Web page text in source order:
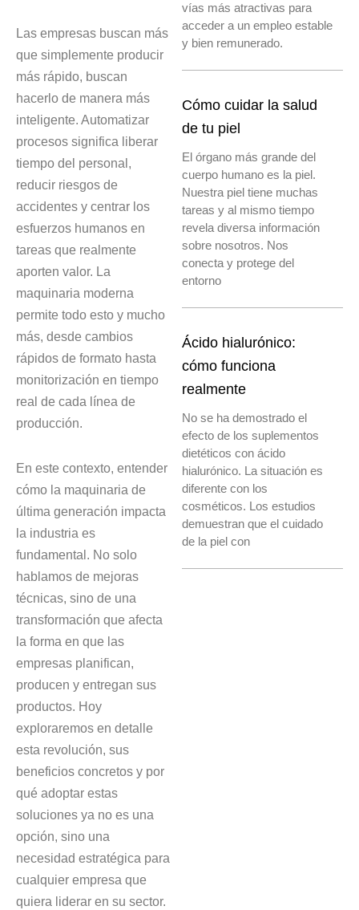
Las empresas buscan más
que simplemente producir
más rápido, buscan
hacerlo de manera más
inteligente. Automatizar
procesos significa liberar
tiempo del personal,
reducir riesgos de
accidentes y centrar los
esfuerzos humanos en
tareas que realmente
aporten valor. La
maquinaria moderna
permite todo esto y mucho
más, desde cambios
rápidos de formato hasta
monitorización en tiempo
real de cada línea de
producción.
En este contexto, entender
cómo la maquinaria de
última generación impacta
la industria es
fundamental. No solo
hablamos de mejoras
técnicas, sino de una
transformación que afecta
la forma en que las
empresas planifican,
producen y entregan sus
productos. Hoy
exploraremos en detalle
esta revolución, sus
beneficios concretos y por
qué adoptar estas
soluciones ya no es una
opción, sino una
necesidad estratégica para
cualquier empresa que
quiera liderar en su sector.
vías más atractivas para
acceder a un empleo estable
y bien remunerado.
Cómo cuidar la salud
de tu piel
El órgano más grande del
cuerpo humano es la piel.
Nuestra piel tiene muchas
tareas y al mismo tiempo
revela diversa información
sobre nosotros. Nos
conecta y protege del
entorno
Ácido hialurónico:
cómo funciona
realmente
No se ha demostrado el
efecto de los suplementos
dietéticos con ácido
hialurónico. La situación es
diferente con los
cosméticos. Los estudios
demuestran que el cuidado
de la piel con